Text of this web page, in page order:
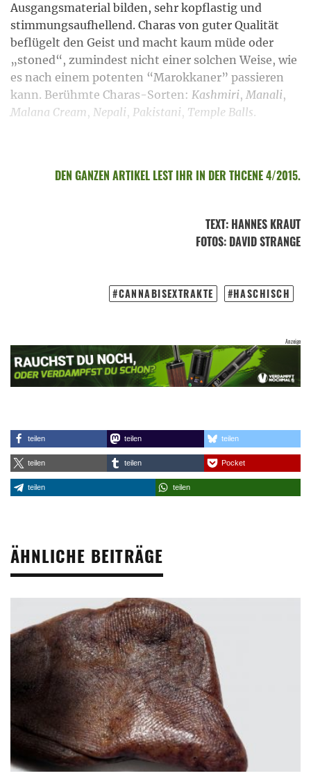
Ausgangsmaterial bilden, sehr kopflastig und
stimmungsaufhellend. Charas von guter Qualität
beflügelt den Geist und macht kaum müde oder
„stoned“, zumindest nicht einer solchen Weise, wie
es nach einem potenten “Marokkaner” passieren
kann. Berühmte Charas-Sorten: Kashmiri, Manali,
Malana Cream, Nepali, Pakistani, Temple Balls.
DEN GANZEN ARTIKEL LEST IHR IN DER THCENE 4/2015.
TEXT: HANNES KRAUT
FOTOS: DAVID STRANGE
CANNABISEXTRAKTE HASCHISCH
teilen teilen teilen
teilen teilen Pocket
teilen teilen
ÄHNLICHE BEITRÄGE